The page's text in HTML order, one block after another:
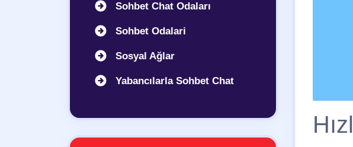
Sohbet Chat Odaları
Sohbet Odalari
Sosyal Ağlar
Yabancılarla Sohbet Chat